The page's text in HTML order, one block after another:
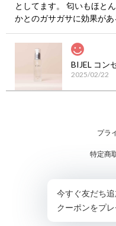
としてます。 匂いもほと
かとのガサガサに効果があ
BIJEL コン
2025/02/22
にして経済バランス良く
2025/02/21
顔だけでなく、首や手、
プラ
特定商